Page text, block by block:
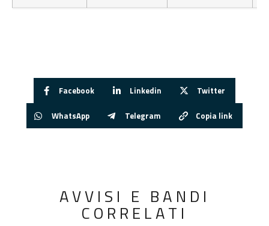
Facebook Linkedin Twitter
WhatsApp Telegram Copia link
AVVISI E BANDI
CORRELATI